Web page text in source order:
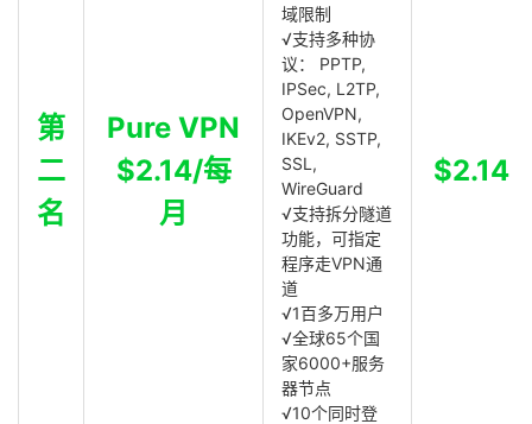
第
二
名
Pure VPN
$2.14/每
月
域限制
√支持多种协
议： PPTP,
IPSec, L2TP,
OpenVPN,
IKEv2, SSTP,
SSL,
WireGuard
√支持拆分隧道
功能，可指定
程序走VPN通
道
√1百多万用户
√全球65个国
家6000+服务
器节点
√10个同时登
$2.14